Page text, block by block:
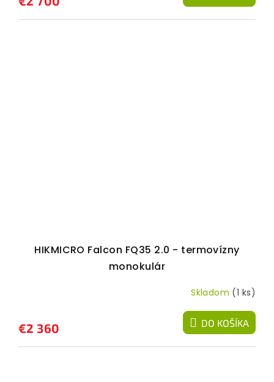
HIKMICRO Falcon FQ35 2.0 - termovízny
monokulár
Skladom (1 ks)
€2 360 DO KOŠÍKA